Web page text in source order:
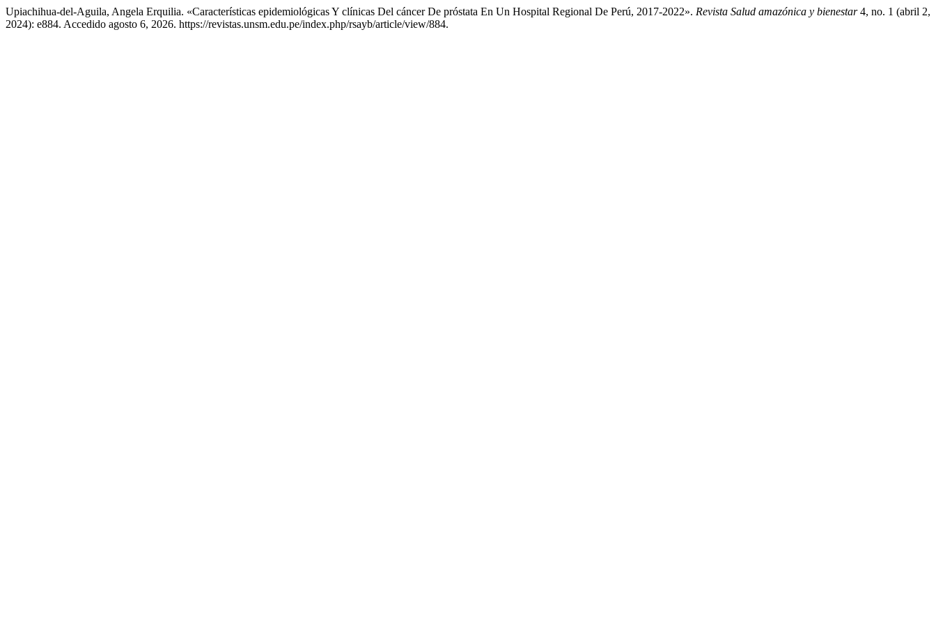
Upiachihua-del-Aguila, Angela Erquilia. «Características epidemiológicas Y clínicas Del cáncer De próstata En Un Hospital Regional De Perú, 2017-2022». Revista Salud amazónica y bienestar4, no. 1 (abril 2,
2024): e884. Accedido agosto 6, 2026. https://revistas.unsm.edu.pe/index.php/rsayb/article/view/884.